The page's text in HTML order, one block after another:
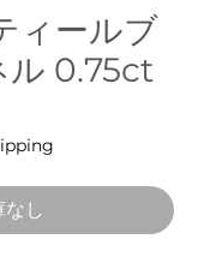
ィールブ
ル 0.75ct
なし